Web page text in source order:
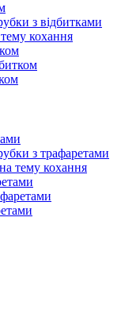
з відбитками
кохання
з трафаретами
тему кохання